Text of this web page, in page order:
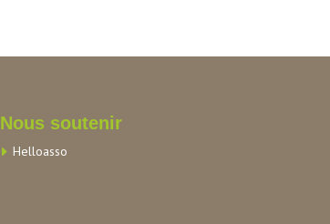
Nous soutenir
Helloasso